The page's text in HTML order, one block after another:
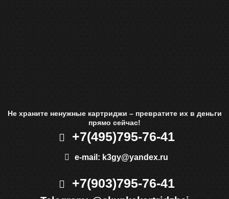
Не храните ненужные картриджи – превратите их в деньги
прямо сейчас!
+7(495)795-76-41
e-mail: k3gy@yandex.ru
+7(903)795-76-41